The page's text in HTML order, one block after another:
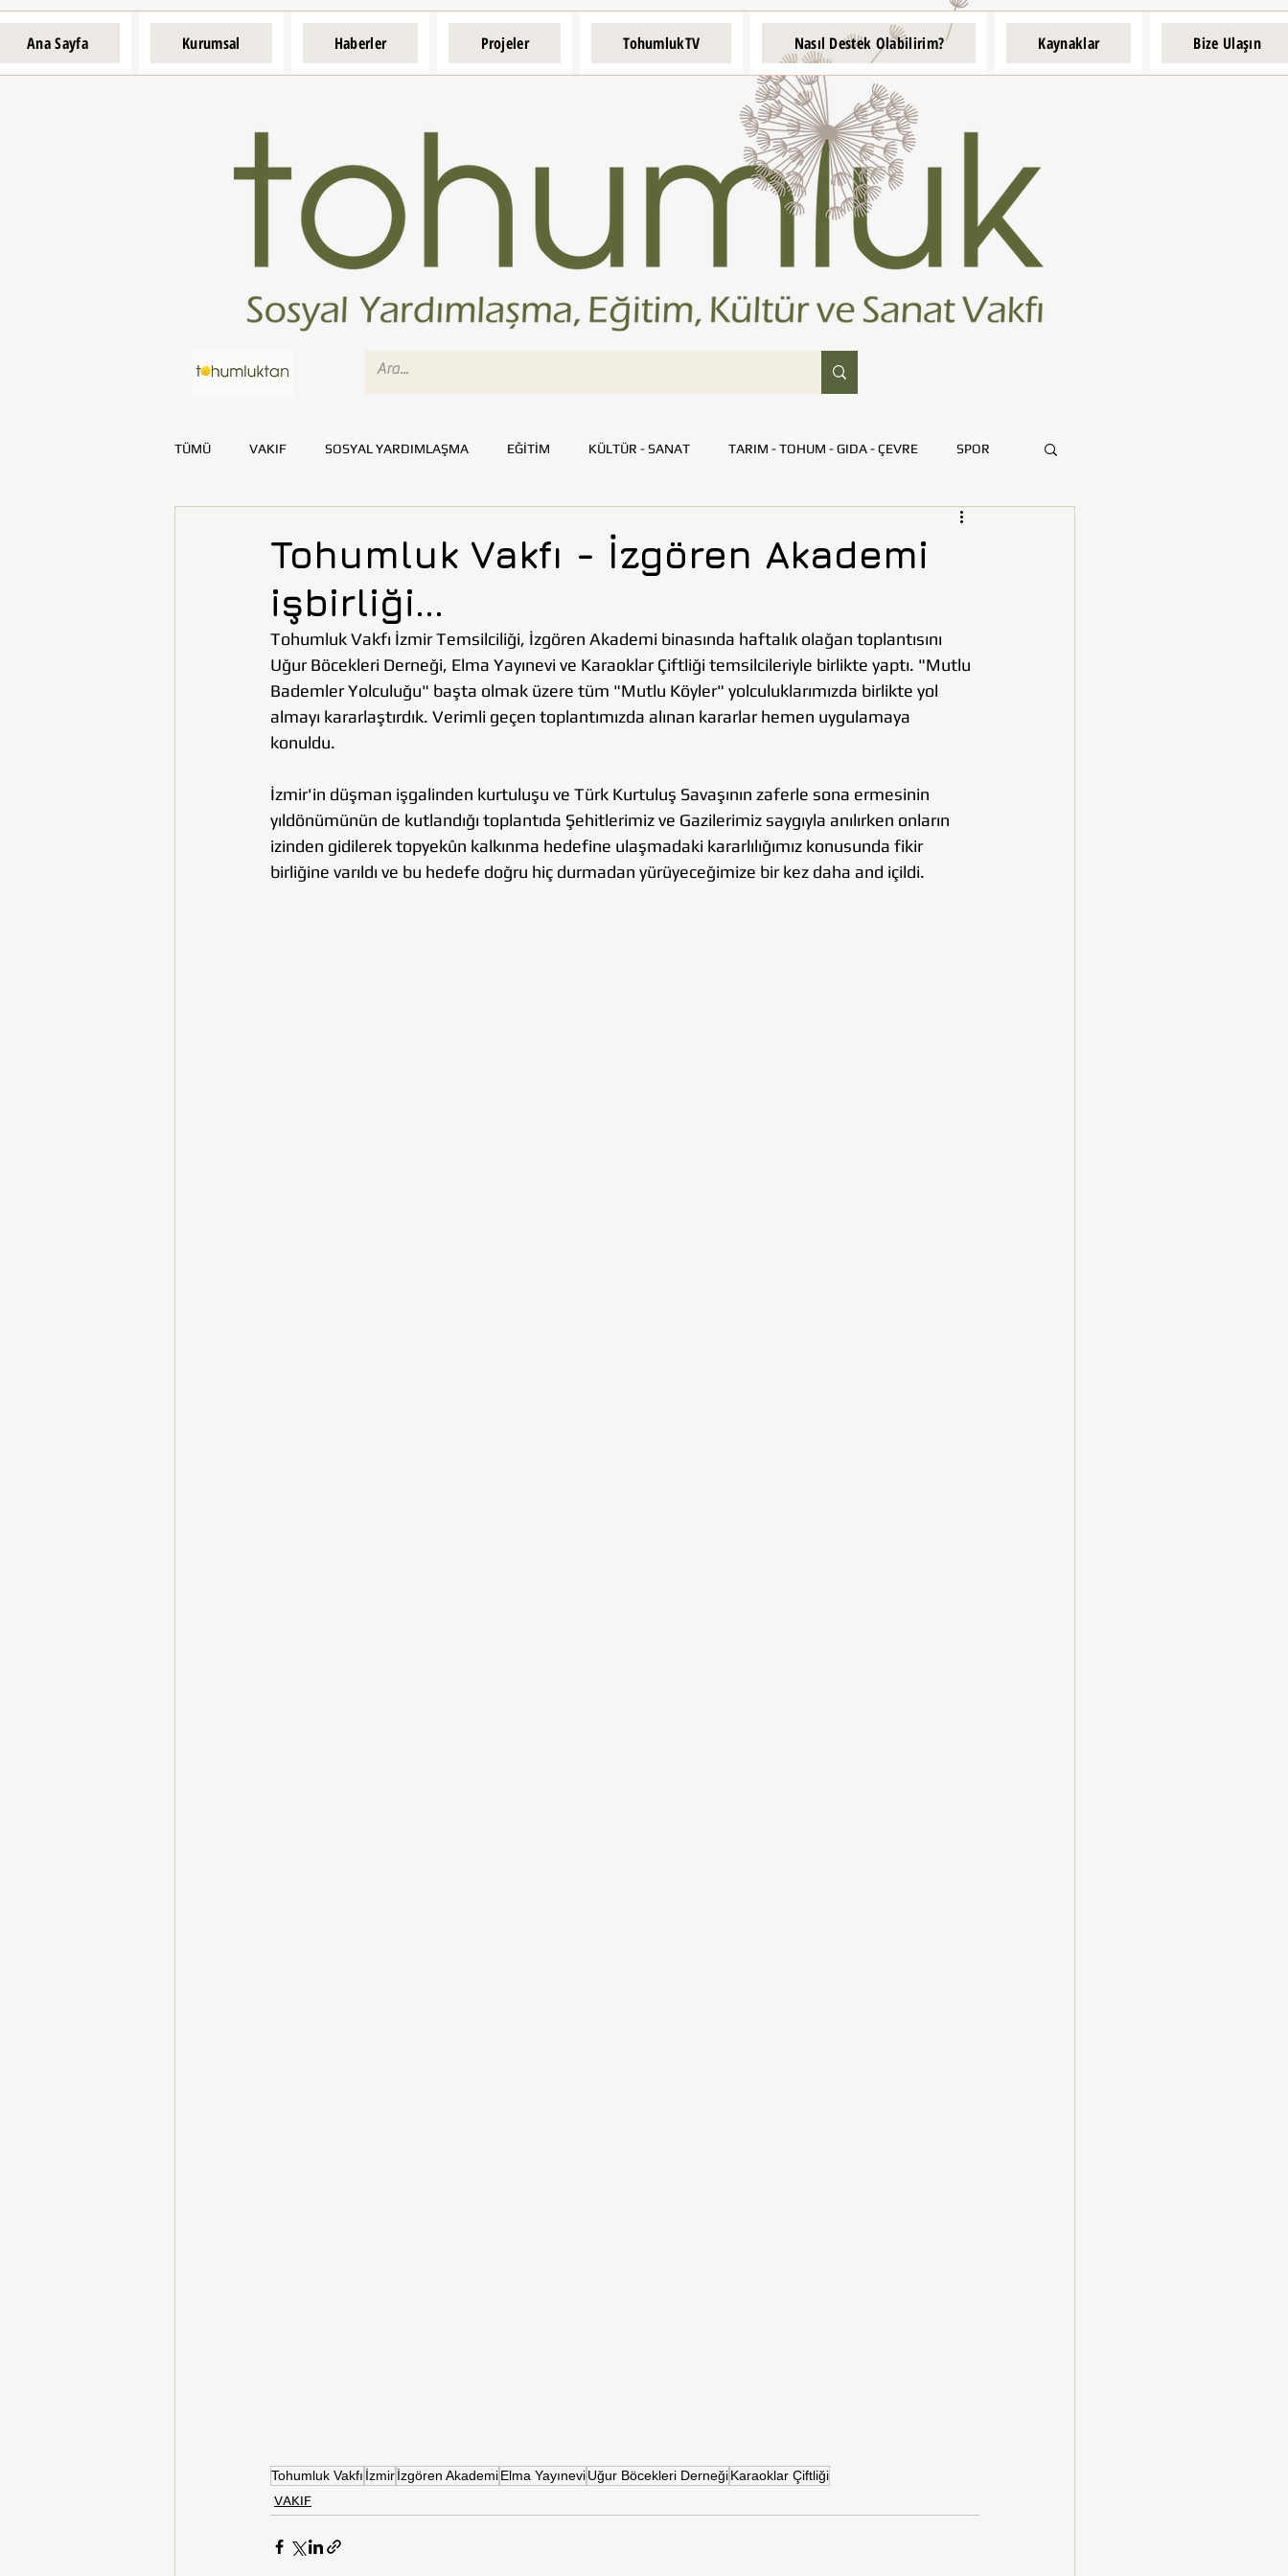
Ana Sayfa Kurumsal Haberler Projeler TohumlukTV Nasıl Destek Olabilirim? Kaynaklar Bize Ulaşın
TÜMÜ VAKIF SOSYAL YARDIMLAŞMA EĞİTİM KÜLTÜR - SANAT TARIM - TOHUM - GIDA - ÇEVRE SPOR
DİYARBAKIR
TOHUMLUKTAN TOHUMLUK YAZARLARI GEZİ
Tohumluk Vakfı - İzgören Akademi
işbirliği...
Tohumluk Vakfı İzmir Temsilciliği, İzgören Akademi binasında haftalık olağan toplantısını
Uğur Böcekleri Derneği, Elma Yayınevi ve Karaoklar Çiftliği temsilcileriyle birlikte yaptı. "Mutlu
Bademler Yolculuğu" başta olmak üzere tüm "Mutlu Köyler" yolculuklarımızda birlikte yol
almayı kararlaştırdık. Verimli geçen toplantımızda alınan kararlar hemen uygulamaya
konuldu.
İzmir'in düşman işgalinden kurtuluşu ve Türk Kurtuluş Savaşının zaferle sona ermesinin
yıldönümünün de kutlandığı toplantıda Şehitlerimiz ve Gazilerimiz saygıyla anılırken onların
izinden gidilerek topyekûn kalkınma hedefine ulaşmadaki kararlılığımız konusunda fikir
birliğine varıldı ve bu hedefe doğru hiç durmadan yürüyeceğimize bir kez daha and içildi.
Tohumluk Vakfı İzmirİzgören AkademiElma YayıneviUğur Böcekleri DerneğiKaraoklar Çiftliği
VAKIF